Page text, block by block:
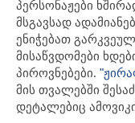
პერსონაჟები
მსგავსად
ენიჭებათ
მისაწვდომები
პიროვნებები.
მის თვალებში
დეტალებიც